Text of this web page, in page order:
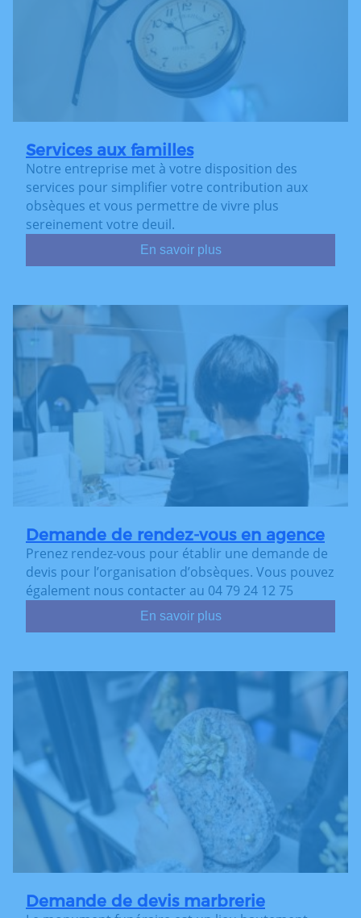
Services aux familles
Notre entreprise met à votre disposition des
services pour simplifier votre contribution aux
obsèques et vous permettre de vivre plus
sereinement votre deuil.
En savoir plus
Demande de rendez-vous en agence
Prenez rendez-vous pour établir une demande de
devis pour l’organisation d’obsèques. Vous pouvez
également nous contacter au 04 79 24 12 75
En savoir plus
Demande de devis marbrerie